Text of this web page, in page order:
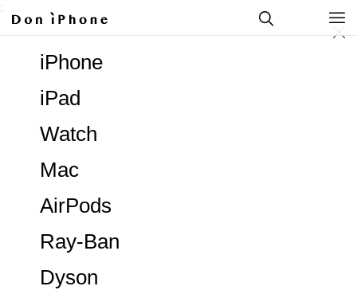
;
Dyson
AirPods
Ray-Ban
Mac
Watch
iPad
iPhone